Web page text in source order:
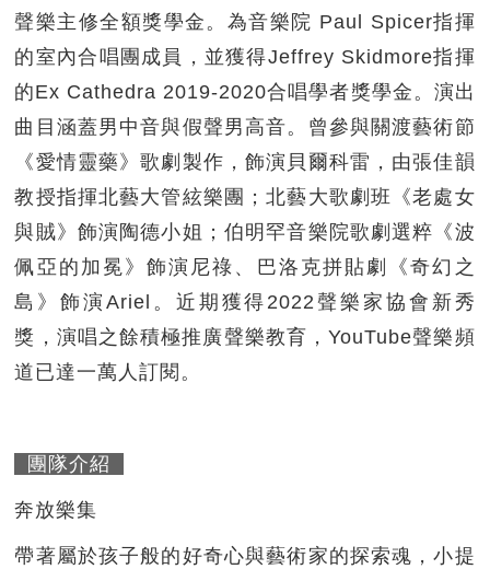
聲樂主修全額獎學金。為音樂院 Paul Spicer指揮
的室內合唱團成員，並獲得Jeffrey Skidmore指揮
的Ex Cathedra 2019-2020合唱學者獎學金。演出
曲目涵蓋男中音與假聲男高音。曾參與關渡藝術節
《愛情靈藥》歌劇製作，飾演貝爾科雷，由張佳韻
教授指揮北藝大管絃樂團；北藝大歌劇班《老處女
與賊》飾演陶德小姐；伯明罕音樂院歌劇選粹《波
佩亞的加冕》飾演尼祿、巴洛克拼貼劇《奇幻之
島》飾演Ariel。近期獲得2022聲樂家協會新秀
獎，演唱之餘積極推廣聲樂教育，YouTube聲樂頻
道已達一萬人訂閱。
團隊介紹
奔放樂集
帶著屬於孩子般的好奇心與藝術家的探索魂，小提